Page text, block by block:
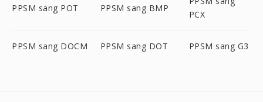
PPSM sang POT PPSM sang BMP
PCX
PPSM sang DOCM PPSM sang DOT PPSM sang G3